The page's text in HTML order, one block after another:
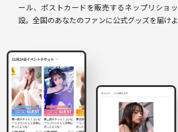
ール、ポストカードを販売するネップリショ
設。全国のあなたのファンに公式グッズを届けよ